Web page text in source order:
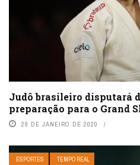
Judô brasileiro disputará
preparação para o Grand
29 DE JANEIRO DE 2020
ESPORTES TEMPO REAL